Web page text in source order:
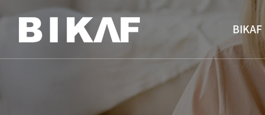
BIKAF